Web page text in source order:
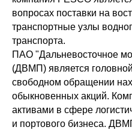
вопросах поставки на
транспортные узлы
транспорта.
ПАО "Дальневосточное
(ДВМП) является
свободном обращении
обыкновенных акций.
активами в сфере
и портового бизнеса.